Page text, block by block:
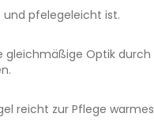
und pfelegeleicht ist.
Optik
reicht zur Pflege